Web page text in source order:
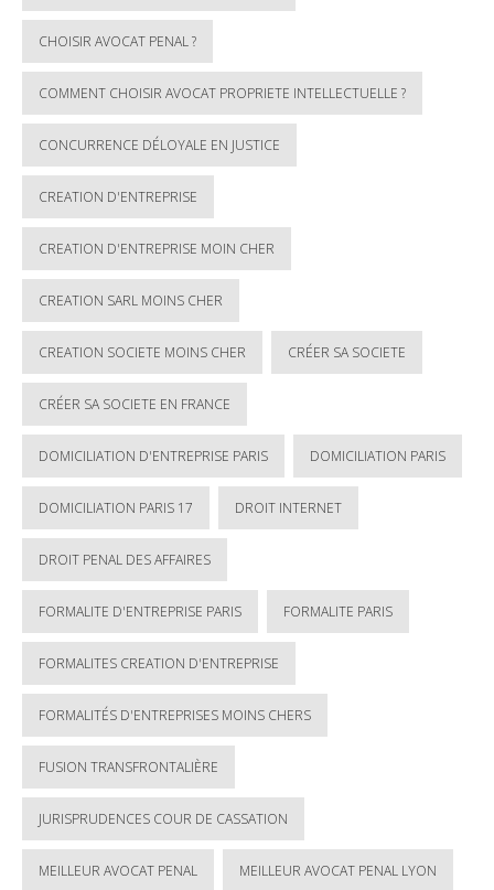
CHOISIR AVOCAT PENAL ?
COMMENT CHOISIR AVOCAT PROPRIETE INTELLECTUELLE ?
CONCURRENCE DÉLOYALE EN JUSTICE
CREATION D'ENTREPRISE
CREATION D'ENTREPRISE MOIN CHER
CREATION SARL MOINS CHER
CREATION SOCIETE MOINS CHER CRÉER SA SOCIETE
CRÉER SA SOCIETE EN FRANCE
DOMICILIATION D'ENTREPRISE PARIS DOMICILIATION PARIS
DOMICILIATION PARIS 17 DROIT INTERNET
DROIT PENAL DES AFFAIRES
FORMALITE D'ENTREPRISE PARIS FORMALITE PARIS
FORMALITES CREATION D'ENTREPRISE
FORMALITÉS D'ENTREPRISES MOINS CHERS
FUSION TRANSFRONTALIÈRE
JURISPRUDENCES COUR DE CASSATION
MEILLEUR AVOCAT PENAL MEILLEUR AVOCAT PENAL LYON